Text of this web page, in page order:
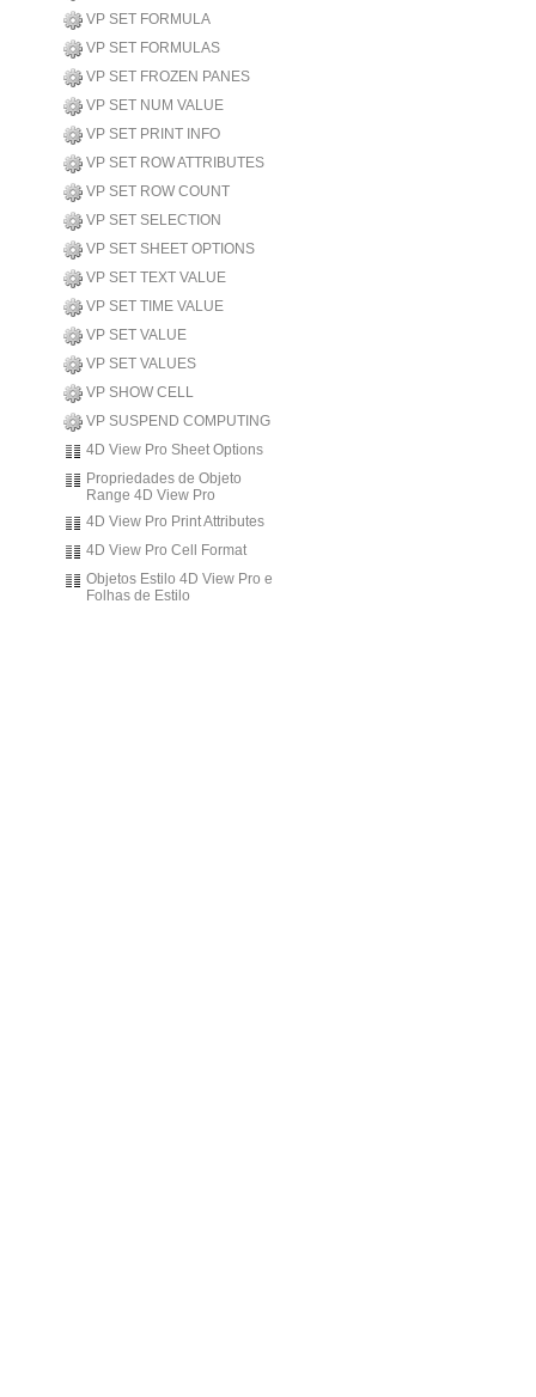
VP SET FORMULA
VP SET FORMULAS
VP SET FROZEN PANES
VP SET NUM VALUE
VP SET PRINT INFO
VP SET ROW ATTRIBUTES
VP SET ROW COUNT
VP SET SELECTION
VP SET SHEET OPTIONS
VP SET TEXT VALUE
VP SET TIME VALUE
VP SET VALUE
VP SET VALUES
VP SHOW CELL
VP SUSPEND COMPUTING
4D View Pro Sheet Options
Propriedades de Objeto
Range 4D View Pro
4D View Pro Print Attributes
4D View Pro Cell Format
Objetos Estilo 4D View Pro e
Folhas de Estilo